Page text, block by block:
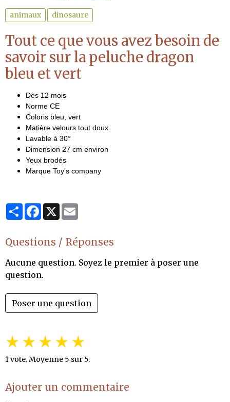
animaux dinosaure
Tout ce que vous avez besoin de
savoir sur la peluche dragon
bleu et vert
Dès 12 mois
Norme CE
Coloris bleu, vert
Matière velours tout doux
Lavable à 30°
Dimension 27 cm environ
Yeux brodés
Marque Toy's company
PartagerFacebook
X
Questions / Réponses
Aucune question. Soyez le premier à poser une
question.
Poser une question
★★★★★
1vote. Moyenne 5 sur 5.
Ajouter un commentaire